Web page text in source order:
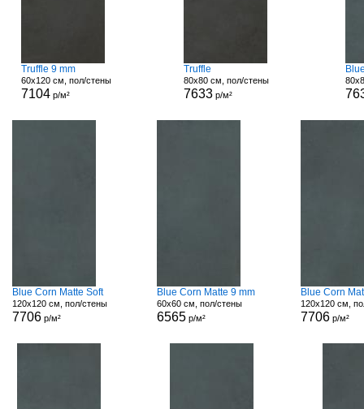
Truffle 9 mm
60x120 см, пол/стены
7104 р/м²
Truffle
80x80 см, пол/стены
7633р/м²
Blue Corn Matte Soft
120x120 см, пол/стены
7706 р/м²
Blue Corn Matte 9 mm
60x60 см, пол/стены
6565р/м²
Blue Corn
120x120 см,
7706р/м²